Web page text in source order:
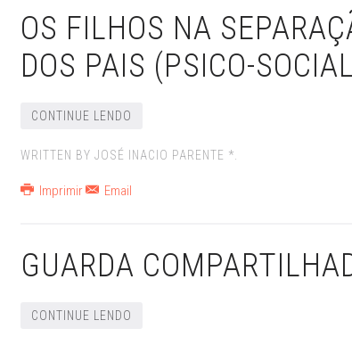
OS FILHOS NA
DOS PAIS (PSICO-
CONTINUE LENDO
WRITTEN BY JOSÉ INACIO PARENTE *.
Imprimir Email
GUARDA
CONTINUE LENDO